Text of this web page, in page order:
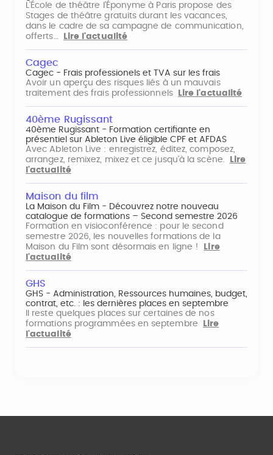
L'École de théâtre l'Éponyme à Paris propose des
Stages de théâtre gratuits durant les vacances,
dans le cadre de sa campagne de communication,
offerts…
Lire l'actualité
Cagec
Cagec - Frais professionels et TVA sur les frais
Avoir un aperçu des risques liés à un mauvais
traitement des frais professionnels
Lire l'actualité
40ème Rugissant
40ème Rugissant - Formation certifiante en
présentiel sur Ableton Live éligible CPF et AFDAS
Avec Ableton Live : enregistrez, éditez, composez,
arrangez, remixez, mixez et ce jusqu'à la scène.
Lire
l'actualité
Maison du film
La Maison du Film - Découvrez notre nouveau
catalogue de formations – Second semestre 2026
Formation en visioconférence : pour le second
semestre 2026, les nouvelles formations de la
Maison du Film sont désormais en ligne !
Lire
l'actualité
GHS
GHS - Administration, Ressources humaines, budget,
contrat, etc. : les dernières places en septembre
Il reste quelques places sur certaines de nos
formations programmées en septembre
Lire
l'actualité